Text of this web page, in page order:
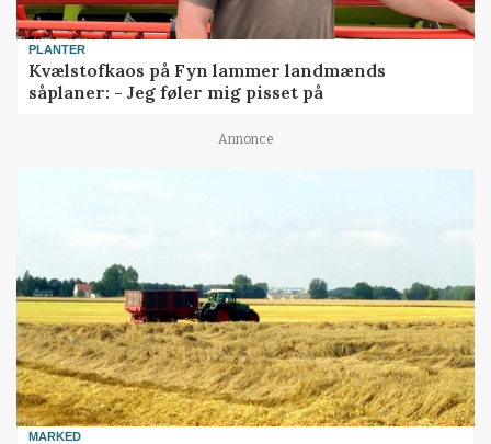
PLANTER
Kvælstofkaos på Fyn lammer landmænds
såplaner: - Jeg føler mig pisset på
Annonce
MARKED